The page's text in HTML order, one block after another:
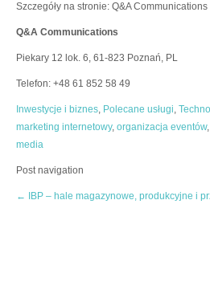
Szczegóły na stronie: Q&A Communications
Q&A Communications
Piekary 12 lok. 6, 61-823 Poznań, PL
Telefon: +48 61 852 58 49
Inwestycje i biznes, Polecane usługi,
marketing internetowy, organizacja eventów,
media
Post navigation
← IBP – hale magazynowe, produkcyjne i